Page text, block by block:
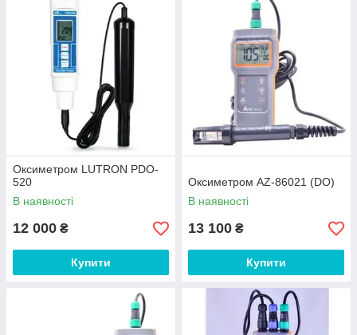
Оксиметром LUTRON PDO-
520
В наявності
12 000 ₴
Купити
Оксиметром AZ-86021 (DO)
В наявності
13 100 ₴
Купити